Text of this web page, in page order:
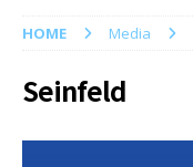
HOME Media
Seinfeld